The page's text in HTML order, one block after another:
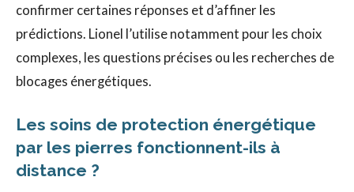
confirmer certaines réponses et d’affiner les
prédictions. Lionel l’utilise notamment pour les choix
complexes, les questions précises ou les recherches de
blocages énergétiques.
Les soins de protection énergétique
par les pierres fonctionnent-ils à
distance ?